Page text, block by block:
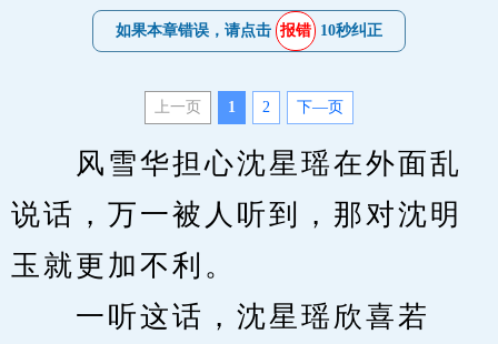
如果本章错误，请点击 报错 10秒纠正
上一页 1 2 下—页
风雪华担心沈星瑶在外面乱
说话，万一被人听到，那对沈明
玉就更加不利。
一听这话，沈星瑶欣喜若